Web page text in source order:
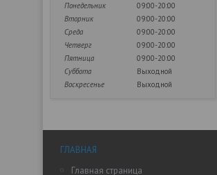
Понедельник
09:00-20:00
Вторник
09:00-20:00
Среда
09:00-20:00
Четверг
09:00-20:00
Пятница
09:00-20:00
Суббота
Выходной
Воскресенье
Выходной
ГЛАВНАЯ
Главная страница